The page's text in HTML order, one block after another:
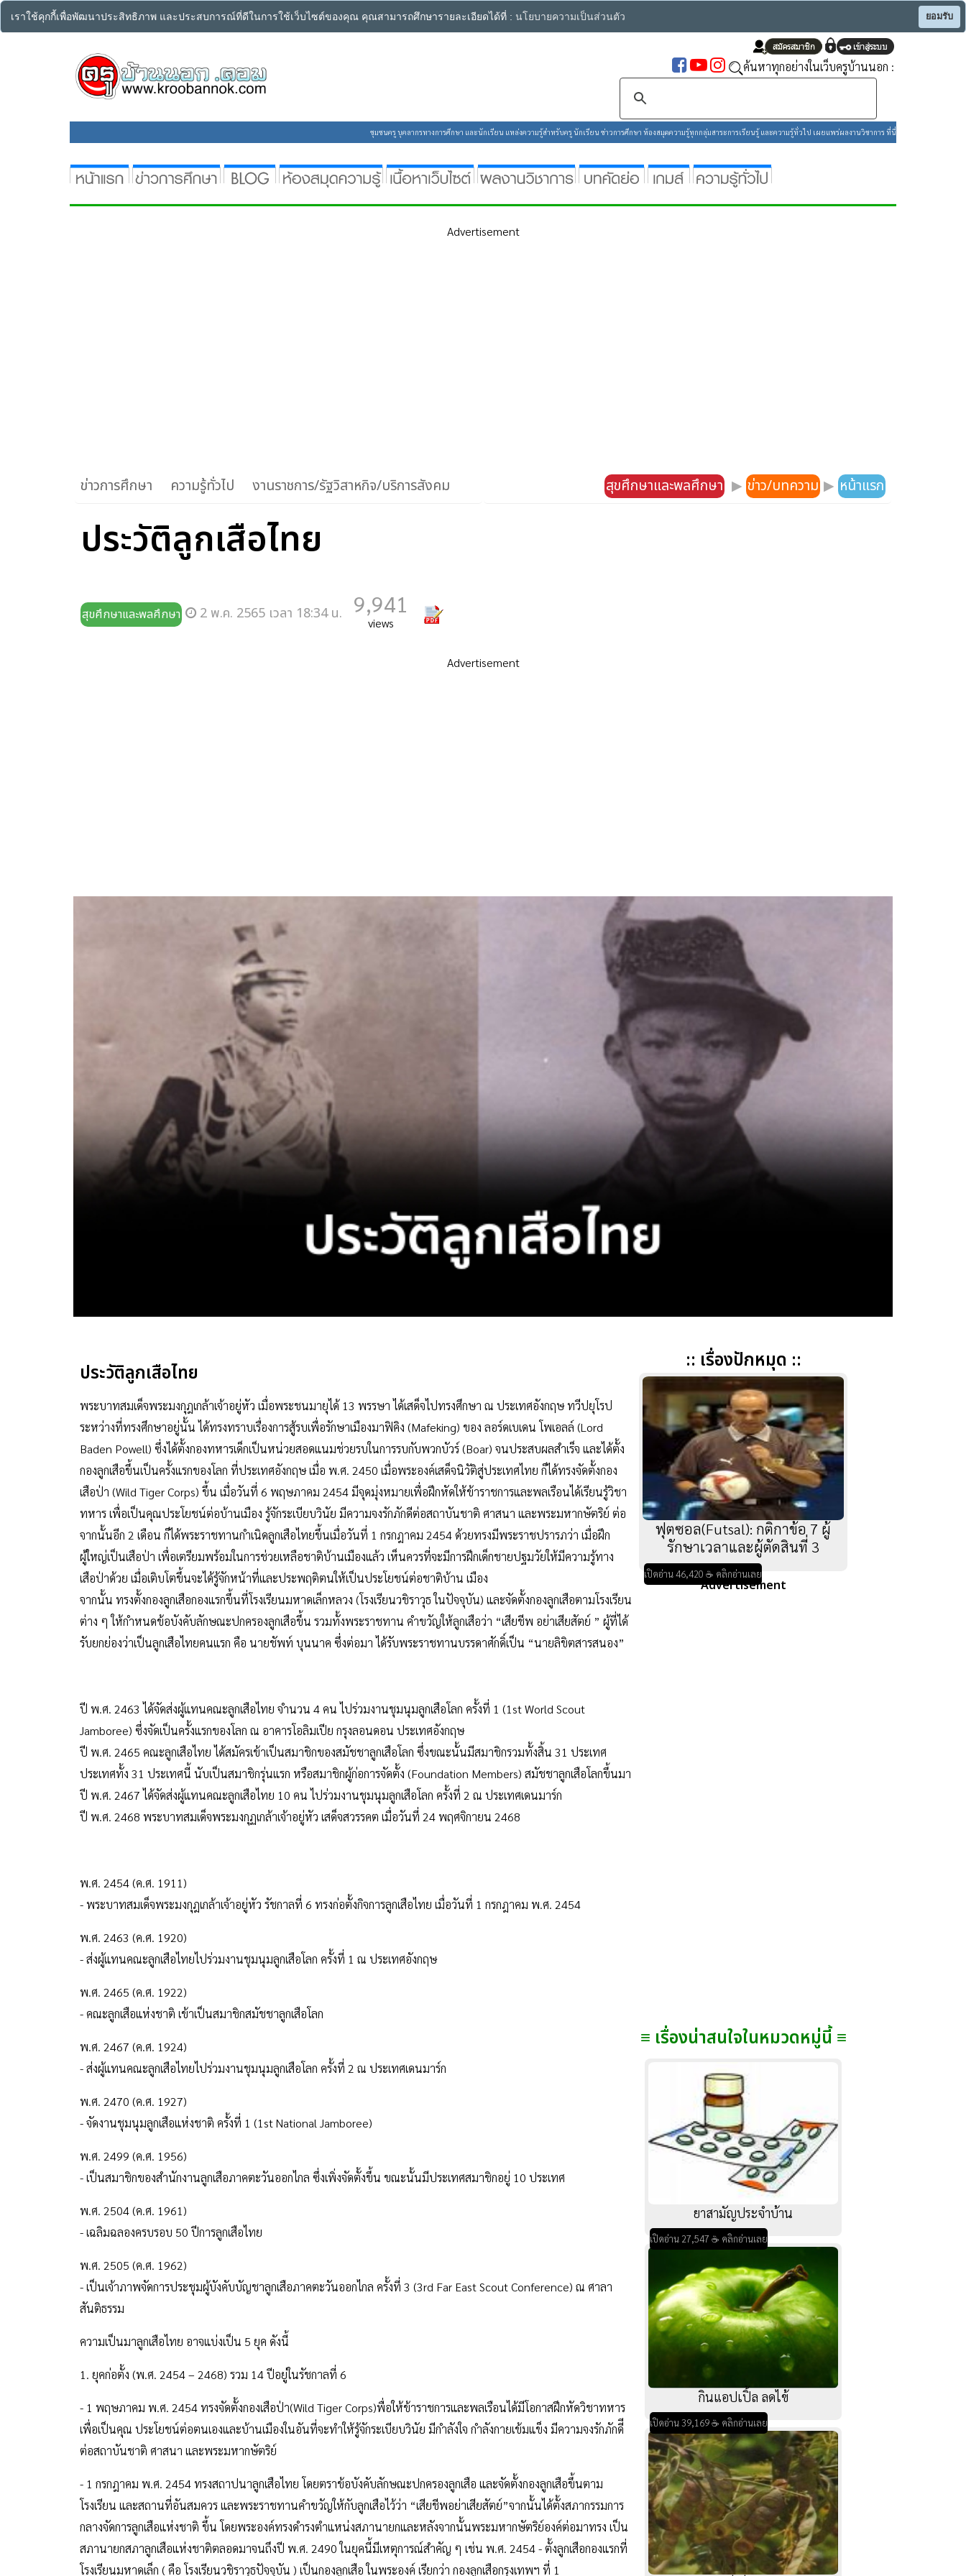
เราใช้คุกกี้เพื่อพัฒนาประสิทธิภาพ และประสบการณ์ที่ดีในการใช้เว็บไซต์ของคุณ คุณสามารถศึกษารายละเอียดได้ที่ : นโยบายความเป็นส่วนตัว ยอมรับ
ค้นหาทุกอย่างในเว็บครูบ้านนอก :
ชุมชนครู บุคลากรทางการศึกษา และนักเรียน แหล่งความรู้สำหรับครู นักเรียน ข่าวการศึกษา ห้องสมุดความรู้ทุกกลุ่มสาระการเรียนรู้ และความรู้ทั่วไป เผยแพร่ผลงานวิชาการ ที่นี่
Advertisement
ข่าวการศึกษา ความรู้ทั่วไป งานราชการ/รัฐวิสาหกิจ/บริการสังคม สุขศึกษาและพลศึกษา ▶ ข่าว/บทความ ▶ หน้าแรก
ประวัติลูกเสือไทย
สุขศึกษาและพลศึกษา 2 พ.ค. 2565 เวลา 18:34 น. 9,941
views
Advertisement
ประวัติลูกเสือไทย
พระบาทสมเด็จพระมงกุฎเกล้าเจ้าอยู่หัว เมื่อพระชนมายุได้ 13 พรรษา ได้เสด็จไปทรงศึกษา ณ ประเทศอังกฤษ ทวีปยุโรป
ระหว่างที่ทรงศึกษาอยู่นั้น ได้ทรงทราบเรื่องการสู้รบเพื่อรักษาเมืองมาฟิคิง (Mafeking) ของ ลอร์ดเบเดน โพเอลล์ (Lord
Baden Powell) ซึ่งได้ตั้งกองทหารเด็กเป็นหน่วยสอดแนมช่วยรบในการรบกับพวกบัวร์ (Boar) จนประสบผลสำเร็จ และได้ตั้ง
กองลูกเสือขึ้นเป็นครั้งแรกของโลก ที่ประเทศอังกฤษ เมื่อ พ.ศ. 2450 เมื่อพระองค์เสด็จนิวัติสู่ประเทศไทย ก็ได้ทรงจัดตั้งกอง
เสือป่า (Wild Tiger Corps) ขึ้น เมื่อวันที่ 6 พฤษภาคม 2454 มีจุดมุ่งหมายเพื่อฝึกหัดให้ข้าราชการและพลเรือนได้เรียนรู้วิชา
ทหาร เพื่อเป็นคุณประโยชน์ต่อบ้านเมือง รู้จักระเบียบวินัย มีความจงรักภักดีต่อสถาบันชาติ ศาสนา และพระมหากษัตริย์ ต่อ
จากนั้นอีก 2 เดือน ก็ได้พระราชทานกำเนิดลูกเสือไทยขึ้นเมื่อวันที่ 1 กรกฎาคม 2454 ด้วยทรงมีพระราชปรารภว่า เมื่อฝึก
ผู้ใหญ่เป็นเสือป่า เพื่อเตรียมพร้อมในการช่วยเหลือชาติบ้านเมืองแล้ว เห็นควรที่จะมีการฝึกเด็กชายปฐมวัยให้มีความรู้ทาง
เสือป่าด้วย เมื่อเติบโตขึ้นจะได้รู้จักหน้าที่และประพฤติตนให้เป็นประโยชน์ต่อชาติบ้าน เมือง
จากนั้น ทรงตั้งกองลูกเสือกองแรกขึ้นที่โรงเรียนมหาดเล็กหลวง (โรงเรียนวชิราวุธ ในปัจจุบัน) และจัดตั้งกองลูกเสือตามโรงเรียน
ต่าง ๆ ให้กำหนดข้อบังคับลักษณะปกครองลูกเสือขึ้น รวมทั้งพระราชทาน คำขวัญให้ลูกเสือว่า “เสียชีพ อย่าเสียสัตย์ ” ผู้ที่ได้
รับยกย่องว่าเป็นลูกเสือไทยคนแรก คือ นายชัพท์ บุนนาค ซึ่งต่อมา ได้รับพระราชทานบรรดาศักดิ์เป็น “นายลิขิตสารสนอง”
ปี พ.ศ. 2463 ได้จัดส่งผู้แทนคณะลูกเสือไทย จำนวน 4 คน ไปร่วมงานชุมนุมลูกเสือโลก ครั้งที่ 1 (1st World Scout
Jamboree) ซึ่งจัดเป็นครั้งแรกของโลก ณ อาคารโอลิมเปีย กรุงลอนดอน ประเทศอังกฤษ
ปี พ.ศ. 2465 คณะลูกเสือไทย ได้สมัครเข้าเป็นสมาชิกของสมัชชาลูกเสือโลก ซึ่งขณะนั้นมีสมาชิกรวมทั้งสิ้น 31 ประเทศ
ประเทศทั้ง 31 ประเทศนี้ นับเป็นสมาชิกรุ่นแรก หรือสมาชิกผู้ก่อการจัดตั้ง (Foundation Members) สมัชชาลูกเสือโลกขึ้นมา
ปี พ.ศ. 2467 ได้จัดส่งผู้แทนคณะลูกเสือไทย 10 คน ไปร่วมงานชุมนุมลูกเสือโลก ครั้งที่ 2 ณ ประเทศเดนมาร์ก
ปี พ.ศ. 2468 พระบาทสมเด็จพระมงกุฏเกล้าเจ้าอยู่หัว เสด็จสวรรคต เมื่อวันที่ 24 พฤศจิกายน 2468
พ.ศ. 2454 (ค.ศ. 1911)
- พระบาทสมเด็จพระมงกุฎเกล้าเจ้าอยู่หัว รัชกาลที่ 6 ทรงก่อตั้งกิจการลูกเสือไทย เมื่อวันที่ 1 กรกฎาคม พ.ศ. 2454
พ.ศ. 2463 (ค.ศ. 1920)
- ส่งผู้แทนคณะลูกเสือไทยไปร่วมงานชุมนุมลูกเสือโลก ครั้งที่ 1 ณ ประเทศอังกฤษ
พ.ศ. 2465 (ค.ศ. 1922)
- คณะลูกเสือแห่งชาติ เข้าเป็นสมาชิกสมัชชาลูกเสือโลก
พ.ศ. 2467 (ค.ศ. 1924)
- ส่งผู้แทนคณะลูกเสือไทยไปร่วมงานชุมนุมลูกเสือโลก ครั้งที่ 2 ณ ประเทศเดนมาร์ก
พ.ศ. 2470 (ค.ศ. 1927)
- จัดงานชุมนุมลูกเสือแห่งชาติ ครั้งที่ 1 (1st National Jamboree)
พ.ศ. 2499 (ค.ศ. 1956)
- เป็นสมาชิกของสำนักงานลูกเสือภาคตะวันออกไกล ซึ่งเพิ่งจัดตั้งขึ้น ขณะนั้นมีประเทศสมาชิกอยู่ 10 ประเทศ
พ.ศ. 2504 (ค.ศ. 1961)
- เฉลิมฉลองครบรอบ 50 ปีการลูกเสือไทย
พ.ศ. 2505 (ค.ศ. 1962)
- เป็นเจ้าภาพจัดการประชุมผู้บังคับบัญชาลูกเสือภาคตะวันออกไกล ครั้งที่ 3 (3rd Far East Scout Conference) ณ ศาลา
สันติธรรม
ความเป็นมาลูกเสือไทย อาจแบ่งเป็น 5 ยุค ดังนี้
1. ยุคก่อตั้ง (พ.ศ. 2454 – 2468) รวม 14 ปีอยู่ในรัชกาลที่ 6
- 1 พฤษภาคม พ.ศ. 2454 ทรงจัดตั้งกองเสือป่า(Wild Tiger Corps)พื่อให้ข้าราชการและพลเรือนได้มีโอกาสฝึกหัดวิชาทหาร
เพื่อเป็นคุณ ประโยชน์ต่อตนเองและบ้านเมืองในอันที่จะทำให้รู้จักระเบียบวินัย มีกำลังใจ กำลังกายเข้มแข็ง มีความจงรักภักดีี
ต่อสถาบันชาติ ศาสนา และพระมหากษัตริย์
- 1 กรกฎาคม พ.ศ. 2454 ทรงสถาปนาลูกเสือไทย โดยตราข้อบังคับลักษณะปกครองลูกเสือ และจัดตั้งกองลูกเสือขึ้นตาม
โรงเรียน และสถานที่อันสมควร และพระราชทานคำขวัญให้กับลูกเสือไว้ว่า “เสียชีพอย่าเสียสัตย์”จากนั้นได้ตั้งสภากรรมการ
กลางจัดการลูกเสือแห่งชาติ ขึ้น โดยพระองค์ทรงดำรงตำแหน่งสภานายกและหลังจากนั้นพระมหากษัตริย์องค์ต่อมาทรง เป็น
สภานายกสภาลูกเสือแห่งชาติตลอดมาจนถึงปี พ.ศ. 2490 ในยุคนี้มีเหตุการณ์สำคัญ ๆ เช่น พ.ศ. 2454 - ตั้งลูกเสือกองแรกที่
โรงเรียนมหาดเล็ก ( คือ โรงเรียนวชิราวุธปัจจุบัน ) เป็นกองลูกเสือ ในพระองค์ เรียกว่า กองลูกเสือกรุงเทพฯ ที่ 1
:: เรื่องปักหมุด ::
ฟุตซอล(Futsal): กติกาข้อ 7 ผู้
รักษาเวลาและผู้ตัดสินที่ 3
เปิดอ่าน 46,420 ☕ คลิกอ่านเลย
Advertisement
≡ เรื่องน่าสนใจในหมวดหมู่นี้ ≡
ยาสามัญประจำบ้าน
เปิดอ่าน 27,547 ☕ คลิกอ่านเลย
กินแอปเปิ้ล ลดไข้
เปิดอ่าน 39,169 ☕ คลิกอ่านเลย